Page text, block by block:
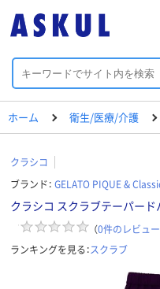
ホーム 衛生/医療/介護
クラシコ
ブランド： GELATO PIQUE &
クラシコ スクラブテーパー
（0件のレビュー
ランキングを見る：スクラブ